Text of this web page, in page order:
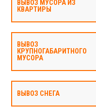
ВЫВОЗ МУСОРА ИЗ
КВАРТИРЫ
ВЫВОЗ
КРУПНОГАБАРИТНОГО
МУСОРА
ВЫВОЗ СНЕГА